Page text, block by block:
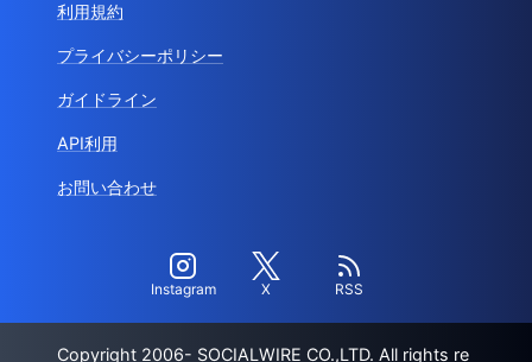
利用規約
プライバシーポリシー
ガイドライン
API利用
お問い合わせ
Instagram X RSS
Copyright 2006- SOCIALWIRE CO.,LTD. All rights re